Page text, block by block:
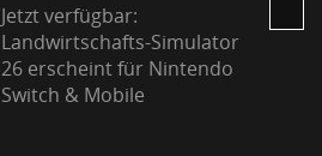
Jetzt verfügbar:
Landwirtschafts-Simulator
26 erscheint für Nintendo
Switch & Mobile